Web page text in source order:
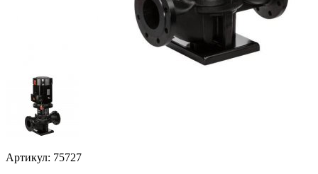
Артикул: 75727